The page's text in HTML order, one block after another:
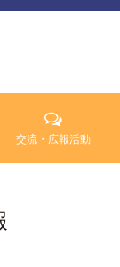
交流・広報活動